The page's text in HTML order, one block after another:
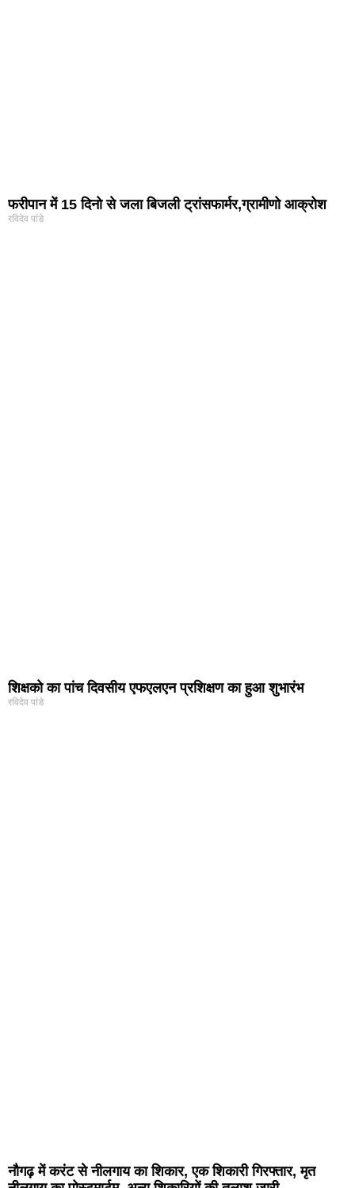
फरीपान में 15 दिनो से जला बिजली ट्रांसफार्मर,ग्रामीणो आक्रोश
रविदेव पांडे
शिक्षको का पांच दिवसीय एफएलएन प्रशिक्षण का हुआ शुभारंभ
रविदेव पांडे
नौगढ़ में करंट से नीलगाय का शिकार, एक शिकारी गिरफ्तार, मृत